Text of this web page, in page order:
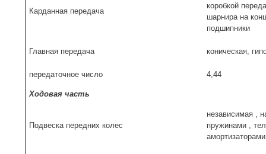
Карданная передача
коробкой
шарнира на
подшипники
Главная передача коническая,
передаточное число 4,44
Ходовая часть
Подвеска передних колес
независимая ,
пружинами ,